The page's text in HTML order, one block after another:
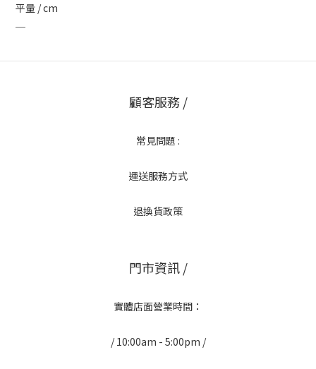
平量 / cm
顧客服務 /
常見問題 :
運送服務方式
退換貨政策
門市資訊 /
實體店面營業時間：
/ 10:00am - 5:00pm /